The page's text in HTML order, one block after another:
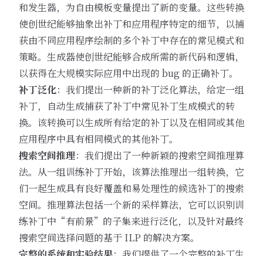
和发生器，为自由模板变量提出了新的变量。这些转换
使创世纪能够抽象出补丁和应用程序特定的细节，以捕
获由不同应用程序绘制的多个补丁中存在的常见模式和
策略。生成器使创世纪能够合成所需的新代码和逻辑，
以获得在大规模实际应用中出现的 bug 的正确补丁。
补丁泛化：我们提出一种新的补丁泛化算法，给定一组
补丁，自动生成捕获了补丁中常见补丁生成模式的转
换。该转换可以生成所有给定的补丁以及在相同或其他
应用程序中具有相同模式的其他补丁。
搜索空间推理：我们提出了一种新颖的搜索空间推理算
法。从一组训练补丁开始，该算法推理出一组转换，它
们一起生成具有良好覆盖和易处理性的候选补丁的搜索
空间。推理算法包括一个新的采样算法，它可以识别训
练补丁中“有前景”的子集来进行泛化，以及针对最终
搜索空间选择问题的基于 ILP 的解决方案。